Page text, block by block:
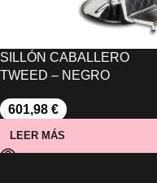
SILLÓN CABALLERO
TWEED – NEGRO
601,98 €
LEER MÁS